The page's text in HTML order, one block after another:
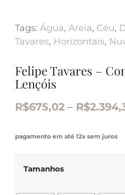
Tags: Água, Areia, Céu,
Tavares, Horizontais,
Felipe Tavares –
Lençóis
R$675,02 – R$
pagamento em até 12x sem juros
Tamanhos